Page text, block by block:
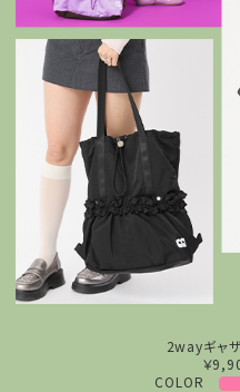
2wayギャ
￥
COLOR